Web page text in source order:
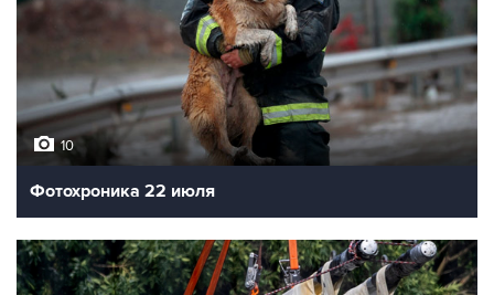
10
Фотохроника 22 июля